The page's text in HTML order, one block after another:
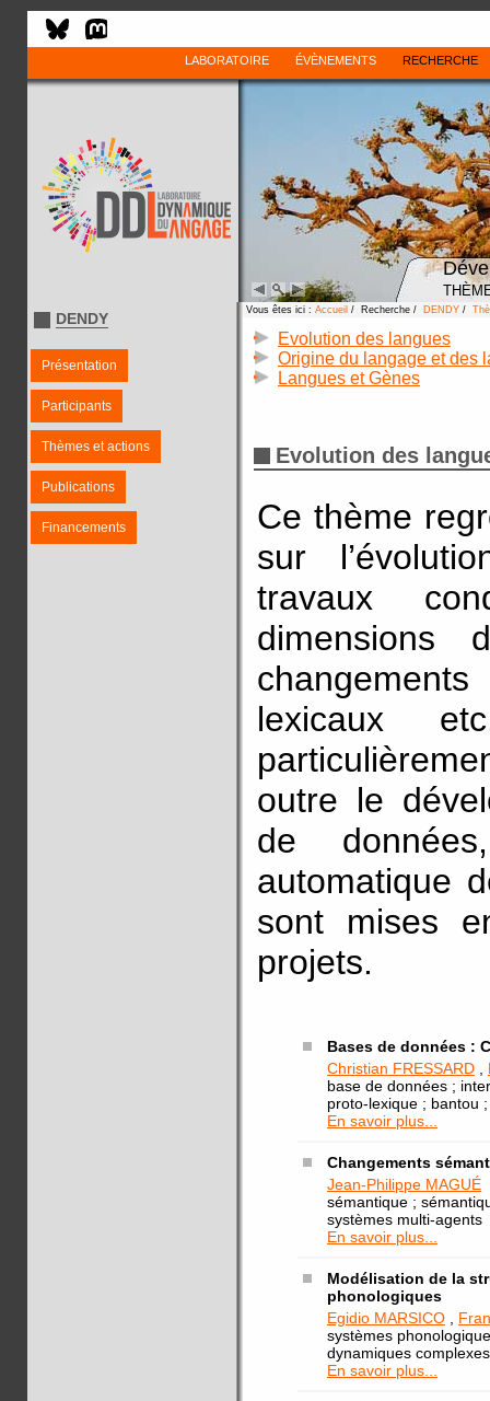
LABORATOIRE ÉVÈNEMENTS RECHERCHE
DENDY
Présentation
Participants
Thèmes et actions
Publications
Financements
Vous êtes ici : Accueil / Recherche / DENDY /
Evolution des langues
Origine du langage et des
Langues et Gènes
Evolution des
Ce thème
sur
travaux
dimensions
lexicaux
outre le
de
automatique
sont mises
projets.
Bases de données :
Christian FRESSARD
base de données ;
proto-lexique ; bantou
En savoir plus...
Changements
Jean-Philippe MAGUÉ
sémantique ;
systèmes multi-agents
En savoir plus...
Modélisation de la
phonologiques
Egidio MARSICO
systèmes
dynamiques
En savoir plus...